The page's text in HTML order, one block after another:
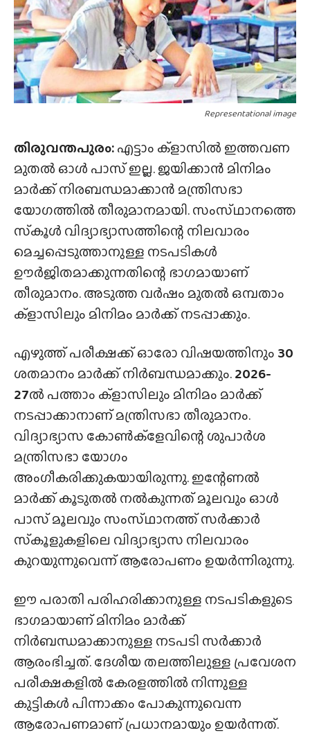
Representational image
തിരുവന്തപുരം:എട്ടാം ക്‌ളാസിൽ ഇത്തവണ
മുതൽ ഓൾ പാസ് ഇല്ല. ജയിക്കാൻ മിനിമം
മാർക്ക് നിരബന്ധമാക്കാൻ മന്ത്രിസഭാ
യോഗത്തിൽ തീരുമാനമായി. സംസ്‌ഥാനത്തെ
സ്‌കൂൾ വിദ്യാഭ്യാസത്തിന്റെ നിലവാരം
മെച്ചപ്പെടുത്താനുള്ള നടപടികൾ
ഊർജിതമാക്കുന്നതിന്റെ ഭാഗമായാണ്
തീരുമാനം. അടുത്ത വർഷം മുതൽ ഒമ്പതാം
ക്ളാസിലും മിനിമം മാർക്ക് നടപ്പാക്കും.
എഴുത്ത് പരീക്ഷക്ക് ഓരോ വിഷയത്തിനും 30
ശതമാനം മാർക്ക് നിർബന്ധമാക്കും.2026-
27ൽ പത്താം ക്‌ളാസിലും മിനിമം മാർക്ക്
നടപ്പാക്കാനാണ് മന്ത്രിസഭാ തീരുമാനം.
വിദ്യാഭ്യാസ കോൺക്ളേവിന്റെ ശുപാർശ
മന്ത്രിസഭാ യോഗം
അംഗീകരിക്കുകയായിരുന്നു. ഇന്റേണൽ
മാർക്ക് കൂടുതൽ നൽകുന്നത് മൂലവും ഓൾ
പാസ് മൂലവും സംസ്‌ഥാനത്ത്‌ സർക്കാർ
സ്‌കൂളുകളിലെ വിദ്യാഭ്യാസ നിലവാരം
കുറയുന്നുവെന്ന് ആരോപണം ഉയർന്നിരുന്നു.
ഈ പരാതി പരിഹരിക്കാനുള്ള നടപടികളുടെ
ഭാഗമായാണ് മിനിമം മാർക്ക്
നിർബന്ധമാക്കാനുള്ള നടപടി സർക്കാർ
ആരംഭിച്ചത്. ദേശീയ തലത്തിലുള്ള പ്രവേശന
പരീക്ഷകളിൽ കേരളത്തിൽ നിന്നുള്ള
കുട്ടികൾ പിന്നാക്കം പോകുന്നുവെന്ന
ആരോപണമാണ് പ്രധാനമായും ഉയർന്നത്.